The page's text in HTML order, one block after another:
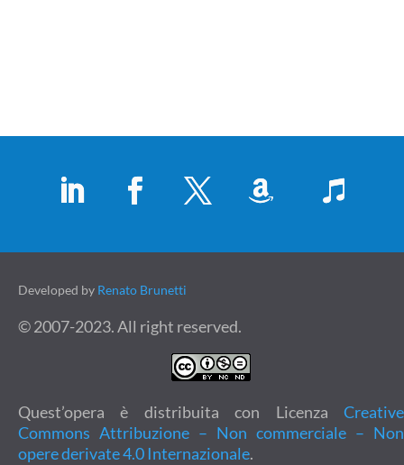
Developed by Renato Brunetti
© 2007-2023. All right reserved.
Quest’opera è distribuita con Licenza Creative
Commons Attribuzione – Non commerciale – Non
opere derivate 4.0 Internazionale.